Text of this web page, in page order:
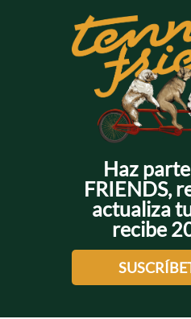
Haz
FRIENDS,
actualiza
recibe